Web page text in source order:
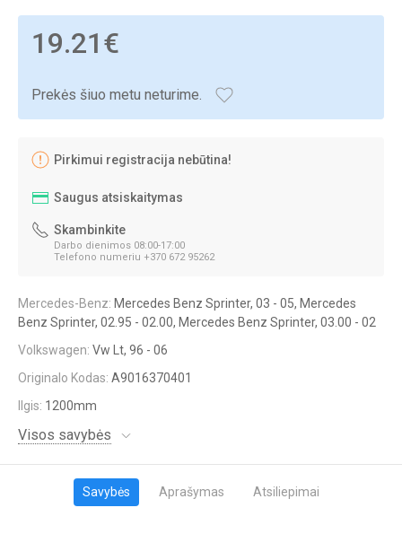
19.21€
Prekės šiuo metu neturime.
Pirkimui registracija nebūtina!
Saugus atsiskaitymas
Skambinkite
Darbo dienimos 08:00-17:00
Telefono numeriu +370 672 95262
Mercedes-Benz: Mercedes Benz Sprinter, 03 - 05, Mercedes
Benz Sprinter, 02.95 - 02.00, Mercedes Benz Sprinter, 03.00 - 02
Volkswagen: Vw Lt, 96 - 06
Originalo Kodas: A9016370401
Ilgis: 1200mm
Visos savybės
Savybės Aprašymas Atsiliepimai